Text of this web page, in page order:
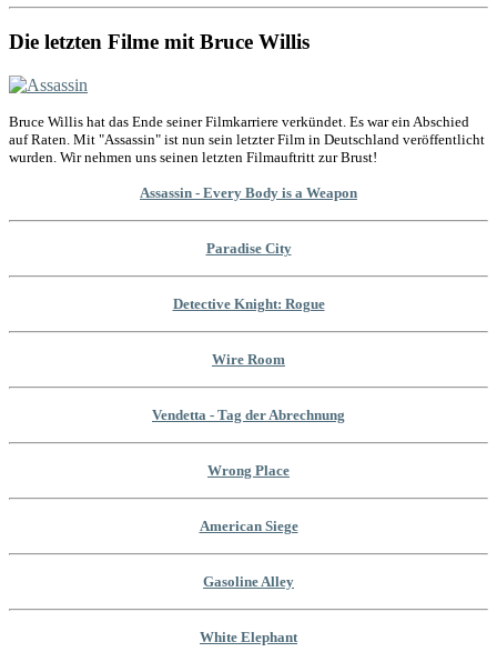
Die letzten Filme mit Bruce Willis
Bruce Willis hat das Ende seiner Filmkarriere verkündet. Es war ein Abschied
auf Raten. Mit "Assassin" ist nun sein letzter Film in Deutschland veröffentlicht
wurden. Wir nehmen uns seinen letzten Filmauftritt zur Brust!
Assassin - Every Body is a Weapon
Paradise City
Detective Knight: Rogue
Wire Room
Vendetta - Tag der Abrechnung
Wrong Place
American Siege
Gasoline Alley
White Elephant